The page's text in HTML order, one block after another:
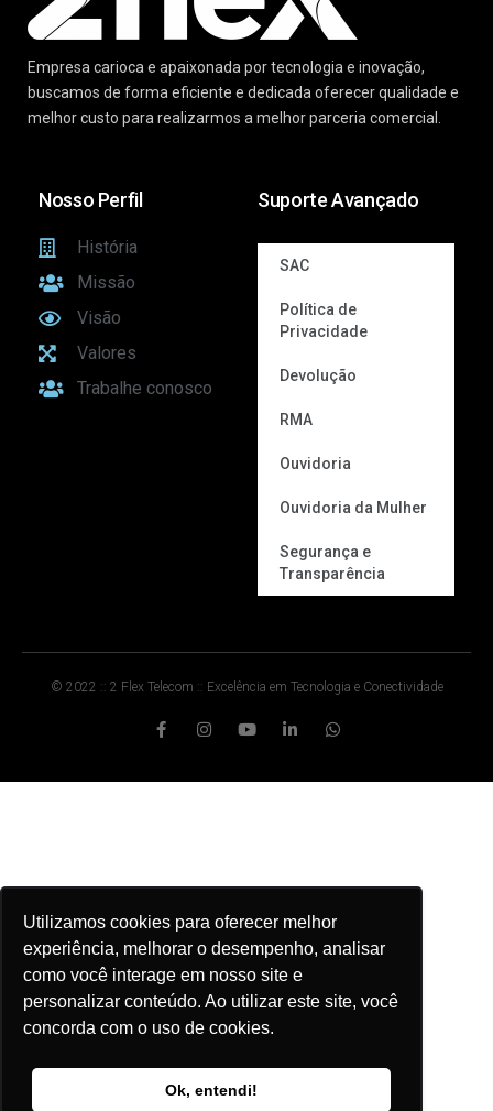
Utilizamos cookies para oferecer melhor
experiência, melhorar o desempenho, analisar
como você interage em nosso site e
personalizar conteúdo. Ao utilizar este site, você
concorda com o uso de cookies.
Ok, entendi!
Empresa carioca e apaixonada por tecnologia e inovação,
buscamos de forma eficiente e dedicada oferecer qualidade e
melhor custo para realizarmos a melhor parceria comercial.
Nosso Perfil
História
Missão
Visão
Valores
Trabalhe conosco
Suporte Avançado
SAC
Política de
Privacidade
Devolução
RMA
Ouvidoria
Ouvidoria da Mulher
Segurança e
Transparência
© 2022 :: 2 Flex Telecom :: Excelência em Tecnologia e Conectividade